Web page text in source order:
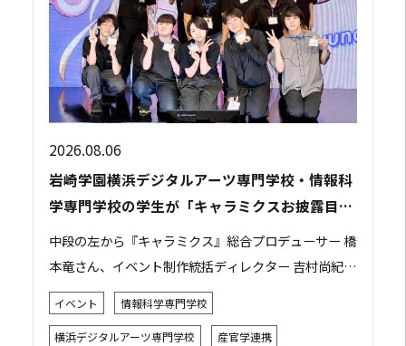
2026.08.06
岩崎学園横浜デジタルアーツ専門学校・情報科
学専門学校の学生が「キャラミクスお披露目イ
ベント」の運営スタッフとして参加しました
中段の左から『キャラミクス』総合プロデューサー 橋
本竜さん、イベント制作統括ディレクター 吉村尚紀さ
ん 2026年8月2日、都内で開催された株式会社リモア
主催の「キャラミクスお披露目イベント」...
イベント 情報科学専門学校
横浜デジタルアーツ専門学校 産官学連携